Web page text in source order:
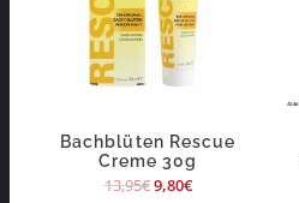
Bachblüten Rescue
Creme 30g
13,95€9,80€